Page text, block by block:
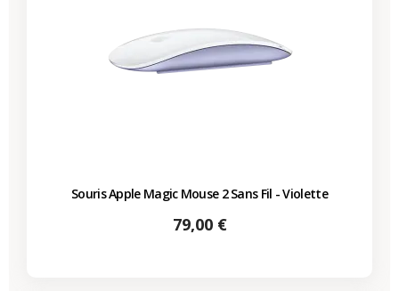
Souris Apple Magic Mouse 2 Sans Fil - Violette
Prix
79,00 €